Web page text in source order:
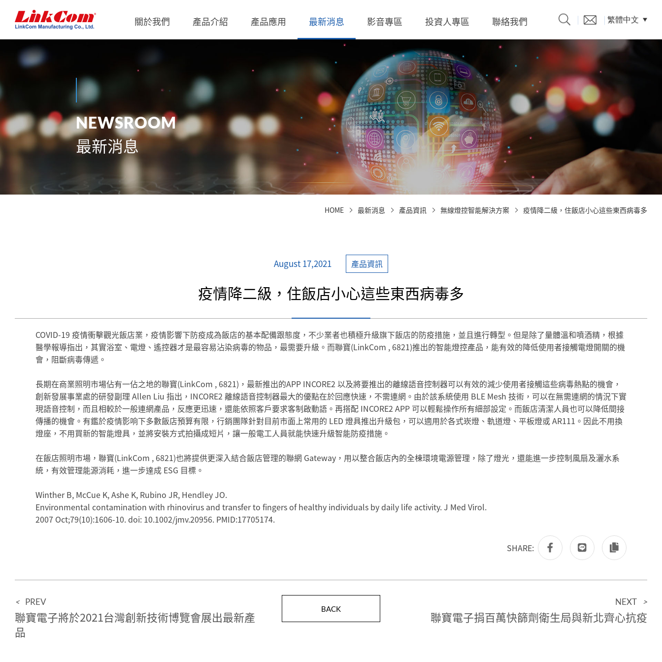
關於我們 產品介紹
通信變壓器
網路變壓器
電源磁性元件
電力線通訊變壓器
雜訊抑制磁性元件
電感
Qi2.0 無線充電成品
Qi1.x 無線充電成品
Qi2.2 TX 發射模組
Qi2.0 TX 發射模組
Qi1.x TX 發射模組
LED Driver
Meter
POE
Wall Switch
交流-直流
低交流電壓直入
產品型錄
產品應用 最新消息 影音專區 投資人專區
公司概況
公司治理
重要內規
內部稽核
獨立董事溝通情形
營業收入
財務報告
法說會
股東會資訊
股價查詢
歷年股利分派
聯絡窗口
利害關係人關注議題、溝
通管道與回應
外部信箱(含利害關係人)的
執行溝通
股務資訊
聯絡我們 繁體中文
NEWSROOM
最新消息
HOME 最新消息 產品資訊 無線燈控智能解決方案 疫情降二級，住飯店小心這些東西病毒多
August 17,2021 產品資訊
疫情降二級，住飯店小心這些東西病毒多
COVID-19 疫情衝擊觀光飯店業，疫情影響下防疫成為飯店的基本配備跟態度，不少業者也積極升級旗下飯店的防疫措施，並且進行轉型。但是除了量體溫和噴酒精，根據
醫學報導指出，其實浴室、電燈、遙控器才是最容易沾染病毒的物品，最需要升級。而聯寶(LinkCom , 6821)推出的智能燈控產品，能有效的降低使用者接觸電燈開關的機
會，阻斷病毒傳遞。
長期在商業照明市場佔有一佔之地的聯寶(LinkCom , 6821)，最新推出的APP INCORE2 以及將要推出的離線語音控制器可以有效的減少使用者接觸這些病毒熱點的機會，
創新發展事業處的研發副理 Allen Liu 指出，INCORE2 離線語音控制器最大的優點在於回應快速，不需連網。由於該系統使用 BLE Mesh 技術，可以在無需連網的情況下實
現語音控制，而且相較於一般連網產品，反應更迅速，還能依照客戶要求客制啟動語。再搭配 INCORE2 APP 可以輕鬆操作所有細部設定。而飯店清潔人員也可以降低間接
傳播的機會。有鑑於疫情影响下多數飯店預算有限，行銷團隊針對目前市面上常用的 LED 燈具推出升級包，可以適用於各式崁燈、軌道燈、平板燈或 AR111。因此不用換
燈座，不用買新的智能燈具，並將安裝方式拍攝成短片，讓一般電工人員就能快速升級智能防疫措施。
在飯店照明市場，聯寶(LinkCom , 6821)也將提供更深入結合飯店管理的聯網 Gateway，用以整合飯店內的全棟環境電源管理，除了燈光，還能進一步控制風扇及灑水系
統，有效管理能源消耗，進一步達成 ESG 目標。
Winther B, McCue K, Ashe K, Rubino JR, Hendley JO.
Environmental contamination with rhinovirus and transfer to fingers of healthy individuals by daily life activity. J Med Virol.
2007 Oct;79(10):1606-10. doi: 10.1002/jmv.20956. PMID:17705174.
SHARE:
< PREV
聯寶電子將於2021台灣創新技術博覽會展出最新產
品
NEXT >
聯寶電子捐百萬快篩劑衛生局與新北齊心抗疫
BACK